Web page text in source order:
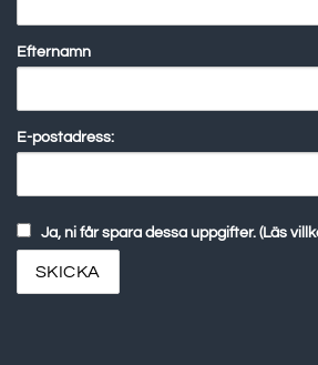
Efternamn
E-postadress:
Ja, ni får spara dessa uppgifter. (Läs